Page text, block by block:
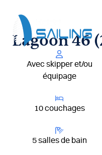
contenu
Lagoon 46
Avec skipper et/ou
équipage
10 couchages
5 salles de bain